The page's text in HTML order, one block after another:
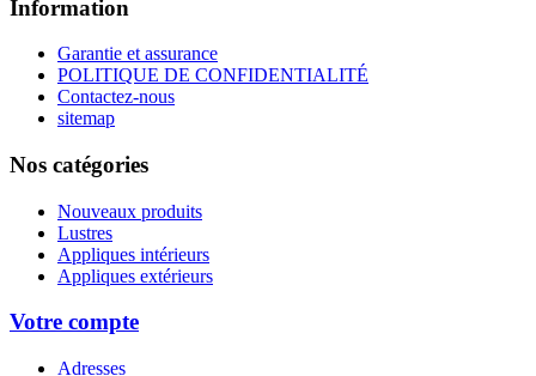
Information
Garantie et assurance
POLITIQUE DE CONFIDENTIALITÉ
Contactez-nous
sitemap
Nos catégories
Nouveaux produits
Lustres
Appliques intérieurs
Appliques extérieurs
Votre compte
Adresses